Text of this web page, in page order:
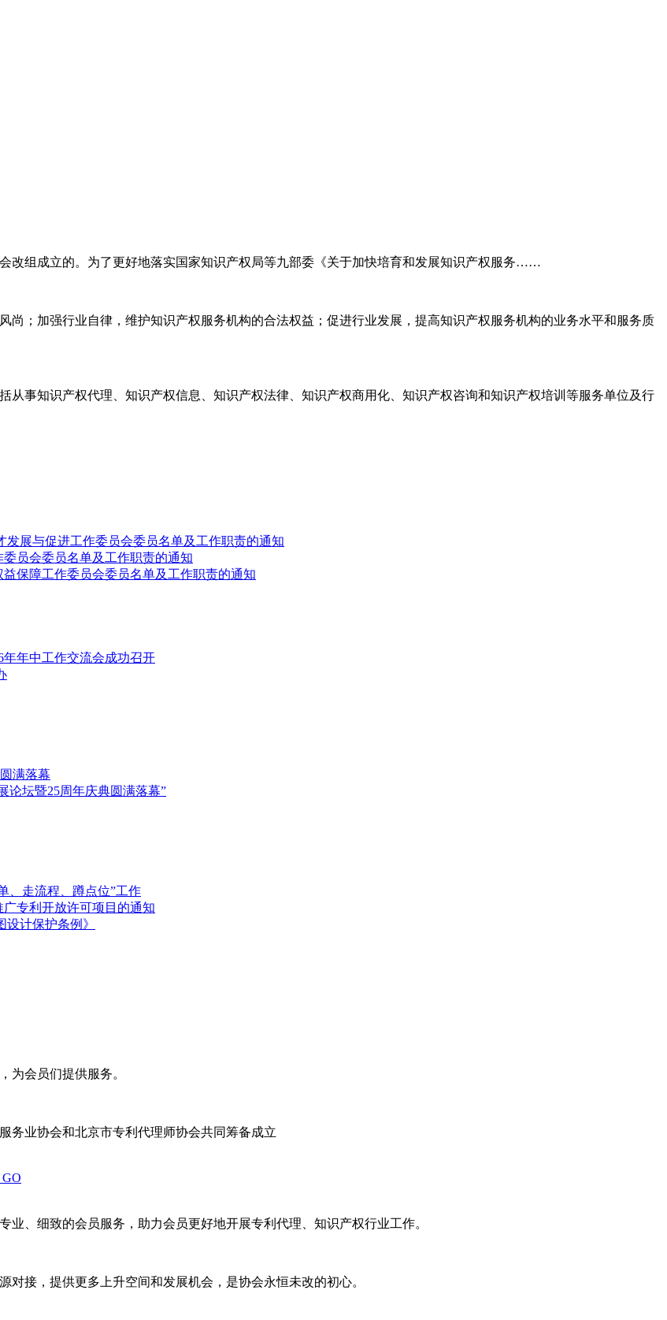
改组成立的。为了更好地落实国家知识产权局等九部委《关于加快培育和发展知识产权服务……
尚；加强行业自律，维护知识产权服务机构的合法权益；促进行业发展，提高知识产权服务机构的业务水平和服务质
从事知识产权代理、知识产权信息、知识产权法律、知识产权商用化、知识产权咨询和知识产权培训等服务单位及行
展与促进工作委员会委员名单及工作职责的通知
员会委员名单及工作职责的通知
保障工作委员会委员名单及工作职责的通知
年中工作交流会成功召开
满落幕
论坛暨25周年庆典圆满落幕”
、走流程、蹲点位”工作
专利开放许可项目的通知
计保护条例》
为会员们提供服务。
务业协会和北京市专利代理师协会共同筹备成立
GO
、细致的会员服务，助力会员更好地开展专利代理、知识产权行业工作。
接，提供更多上升空间和发展机会，是协会永恒未改的初心。